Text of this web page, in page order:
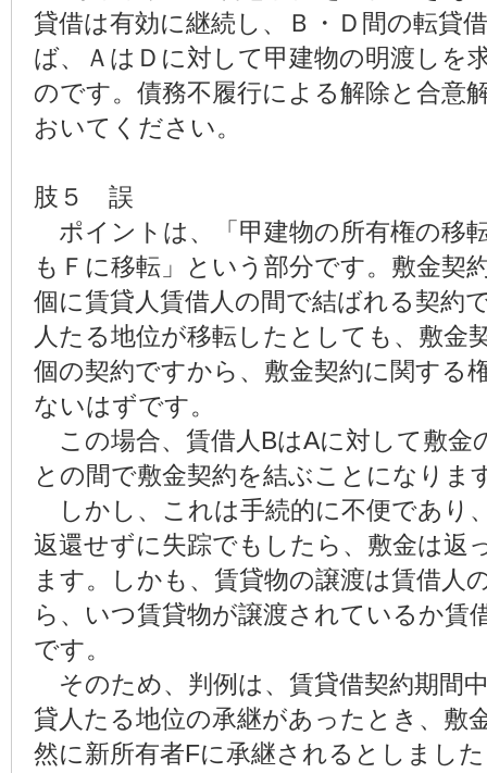
貸借は有効に継続し、Ｂ・Ｄ間の転貸
ば、ＡはＤに対して甲建物の明渡しを
のです。債務不履行による解除と合意
おいてください。
肢５ 誤
ポイントは、「甲建物の所有権の移
もＦに移転」という部分です。敷金契
個に賃貸人賃借人の間で結ばれる契約
人たる地位が移転したとしても、敷金
個の契約ですから、敷金契約に関する
ないはずです。
この場合、賃借人BはAに対して敷金
との間で敷金契約を結ぶことになりま
しかし、これは手続的に不便であり
返還せずに失踪でもしたら、敷金は返
ます。しかも、賃貸物の譲渡は賃借人
ら、いつ賃貸物が譲渡されているか賃
です。
そのため、判例は、賃貸借契約期間
貸人たる地位の承継があったとき、敷
然に新所有者Fに承継されるとしまし